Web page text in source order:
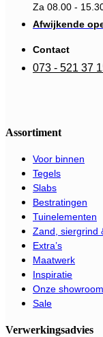
Za 08.00 -
Afwijkende
Contact
073 - 521 37
Assortiment
Voor binnen
Tegels
Slabs
Bestratingen
Tuinelementen
Zand, siergrind
Extra’s
Maatwerk
Inspiratie
Onze showroom
Sale
Verwerkingsadvies